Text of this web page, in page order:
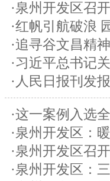
·泉州开发区召
·红帆引航破浪
·追寻谷文昌精
·习近平总书记
·人民日报刊发
·这一案例入选
·泉州开发区：
·泉州开发区召
·泉州开发区：